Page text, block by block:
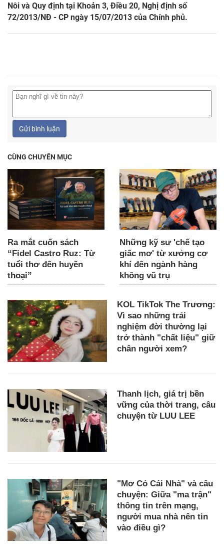
Nôi và Quy định tại Khoản 3, Điều 20, Nghị định số
72/2013/NĐ - CP ngày 15/07/2013 của Chính phủ.
Gửi bình luận
CÙNG CHUYÊN MỤC
Ra mắt cuốn sách
“Fidel Castro Ruz: Từ
tuổi thơ đến huyền
thoại”
Những kỹ sư 'chế tạo
giấc mơ' từ xưởng cơ
khí đến ngành hàng
không vũ trụ
KOL TikTok The Trương:
Vì sao những trải
nghiệm đời thường lại
trở thành "chất liệu" giữ
chân người xem?
Thanh lịch, giá trị bền
vững của thời trang, câu
chuyện từ LUU LEE
"Mơ Có Cái Nhà" và câu
chuyện: Giữa "ma trận"
thông tin trên mạng,
người mua nhà nên tin
vào điều gì?